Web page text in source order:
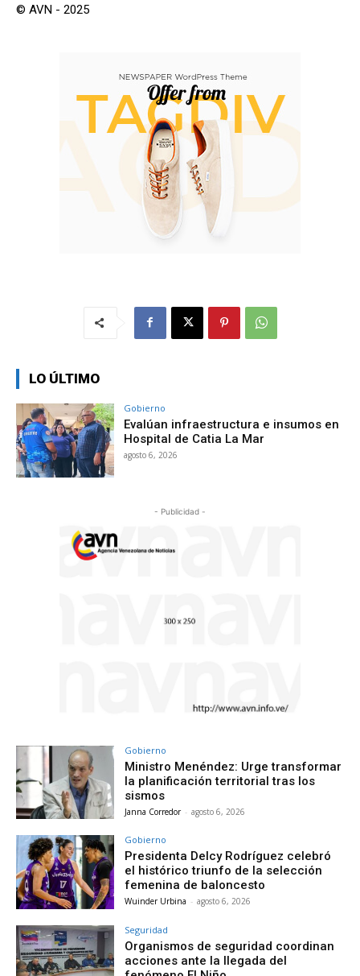
© AVN - 2025
LO ÚLTIMO
Gobierno
Evalúan infraestructura e insumos en
Hospital de Catia La Mar
agosto 6, 2026
- Publicidad -
Gobierno
Ministro Menéndez: Urge transformar
la planificación territorial tras los
sismos
Janna Corredor - agosto 6, 2026
Gobierno
Presidenta Delcy Rodríguez celebró
el histórico triunfo de la selección
femenina de baloncesto
Wuinder Urbina - agosto 6, 2026
Seguridad
Organismos de seguridad coordinan
acciones ante la llegada del